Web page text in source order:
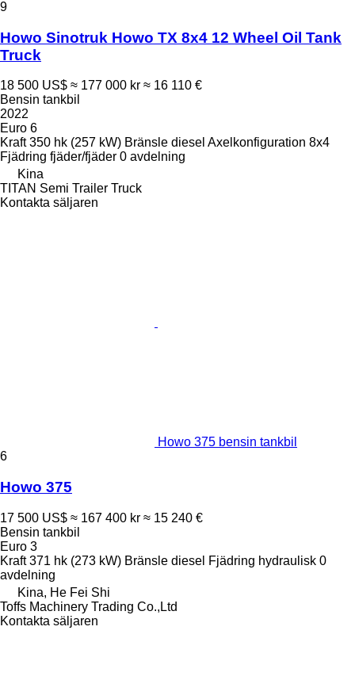
9
Howo Sinotruk Howo TX 8x4 12 Wheel Oil Tank
Truck
18 500 US$ ≈ 177 000 kr ≈ 16 110 €
Bensin tankbil
2022
Euro 6
Kraft 350 hk (257 kW) Bränsle diesel Axelkonfiguration 8x4
Fjädring fjäder/fjäder 0 avdelning
Kina
TITAN Semi Trailer Truck
Kontakta säljaren
Howo 375 bensin tankbil
6
Howo 375
17 500 US$ ≈ 167 400 kr ≈ 15 240 €
Bensin tankbil
Euro 3
Kraft 371 hk (273 kW) Bränsle diesel Fjädring hydraulisk 0
avdelning
Kina, He Fei Shi
Toffs Machinery Trading Co.,Ltd
Kontakta säljaren